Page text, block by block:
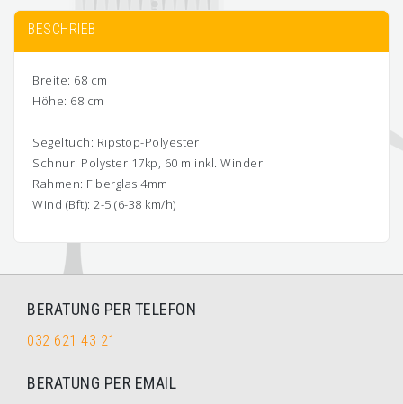
BESCHRIEB
Breite: 68 cm
Höhe: 68 cm
Segeltuch: Ripstop-Polyester
Schnur: Polyster 17kp, 60 m inkl. Winder
Rahmen: Fiberglas 4mm
Wind (Bft): 2-5 (6-38 km/h)
BERATUNG PER TELEFON
032 621 43 21
BERATUNG PER EMAIL